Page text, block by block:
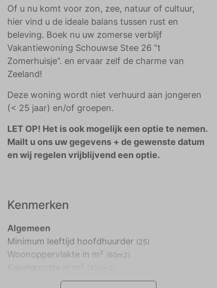
Of u nu komt voor zon, zee, natuur of cultuur,
hier vind u de ideale balans tussen rust en
beleving. Boek nu uw zomerse verblijf
Vakantiewoning Schouwse Stee 26 “t
Zomerhuisje”. en ervaar zelf de charme van
Zeeland!
Deze woning wordt niet verhuurd aan jongeren
(< 25 jaar) en/of groepen.
LET OP! Het is ook mogelijk een optie te nemen.
Mailt u ons uw gegevens + de gewenste datum
en wij regelen vrijblijvend een optie.
Kenmerken
Algemeen
Minimum leeftijd hoofdhuurder (25)
Woonoppervlakte in m² (60m2)